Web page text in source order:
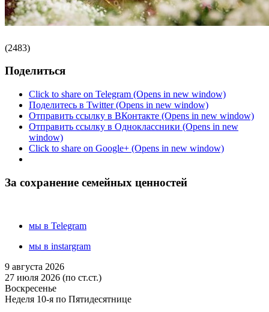
(2483)
Поделиться
Click to share on Telegram (Opens in new window)
Поделитесь в Twitter (Opens in new window)
Отправить ссылку в ВКонтакте (Opens in new window)
Отправить ссылку в Одноклассники (Opens in new
window)
Click to share on Google+ (Opens in new window)
За сохранение семейных ценностей
мы в Telegram
мы в instargram
9 августа 2026
27 июля 2026 (по ст.ст.)
Воскресенье
Неделя 10-я по Пятидесятнице